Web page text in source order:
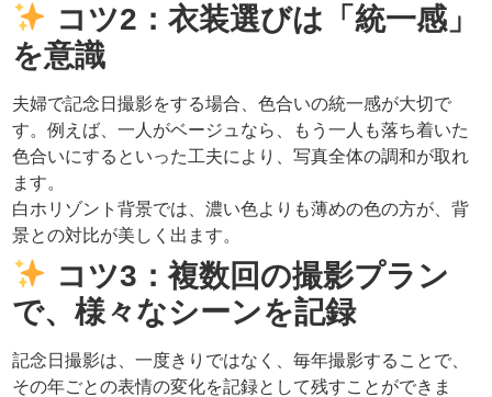
コツ2：衣装選びは「統一感」
を意識
夫婦で記念日撮影をする場合、色合いの統一感が大切で
す。例えば、一人がベージュなら、もう一人も落ち着いた
色合いにするといった工夫により、写真全体の調和が取れ
ます。
白ホリゾント背景では、濃い色よりも薄めの色の方が、背
景との対比が美しく出ます。
コツ3：複数回の撮影プラン
で、様々なシーンを記録
記念日撮影は、一度きりではなく、毎年撮影することで、
その年ごとの表情の変化を記録として残すことができま